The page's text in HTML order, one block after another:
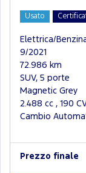
Usato
Elettrica/
9/2021
72.986 km
SUV, 5 porte
Magnetic Grey
2.488 cc , 190
Cambio
Prezzo finale